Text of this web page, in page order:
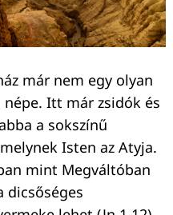
már nem egy olyan
Itt már zsidók és
a sokszínű
Isten az Atyja.
mint Megváltóban
dicsőséges